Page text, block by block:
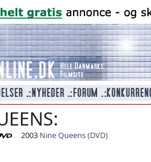
2003 Nine Queens (DVD)